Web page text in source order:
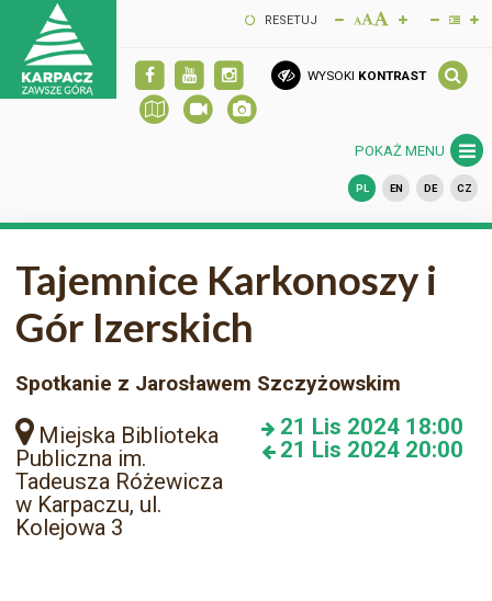
RESETUJ
WYSOKI KONTRAST
POKAŻ MENU
PL EN DE CZ
Tajemnice Karkonoszy i
Gór Izerskich
Spotkanie z Jarosławem Szczyżowskim
Miejska Biblioteka
Publiczna im.
Tadeusza Różewicza
w Karpaczu, ul.
Kolejowa 3
21 Lis 202418:00
21 Lis 202420:00